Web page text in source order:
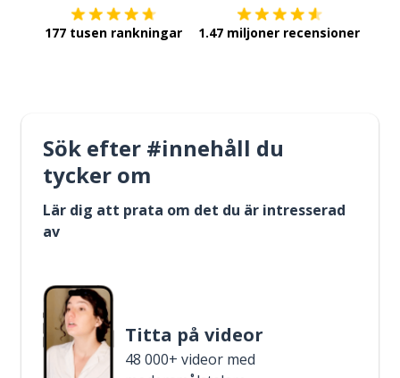
177 tusen rankningar 1.47 miljoner recensioner
Sök efter #innehåll du
tycker om
Lär dig att prata om det du är intresserad
av
Titta på videor
48 000+ videor med